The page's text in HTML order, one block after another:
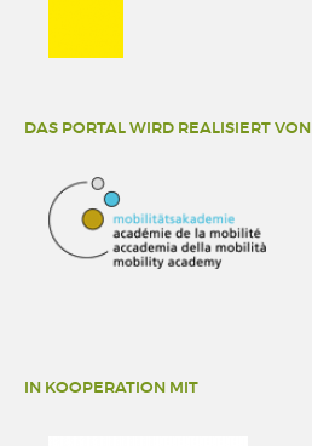
DAS PORTAL WIRD REALISIERT VON
IN KOOPERATION MIT